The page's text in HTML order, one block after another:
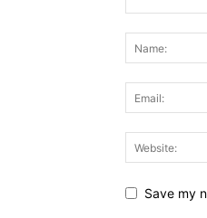
Save my